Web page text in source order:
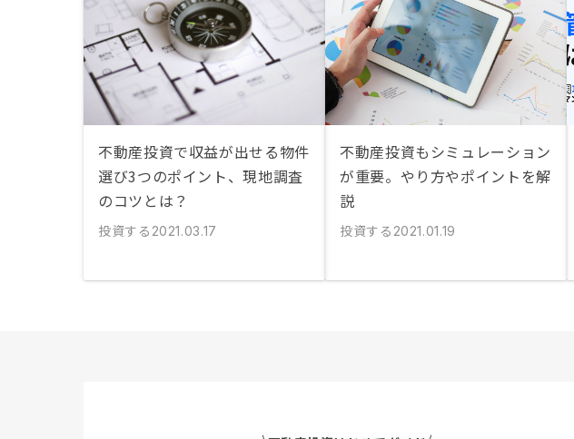
不動産投資で収益が出せる物件
選び3つのポイント、現地調査
のコツとは？
投資する 2021.03.17
不動産投資もシミュレーション
が重要。やり方やポイントを解
説
投資する 2021.01.19